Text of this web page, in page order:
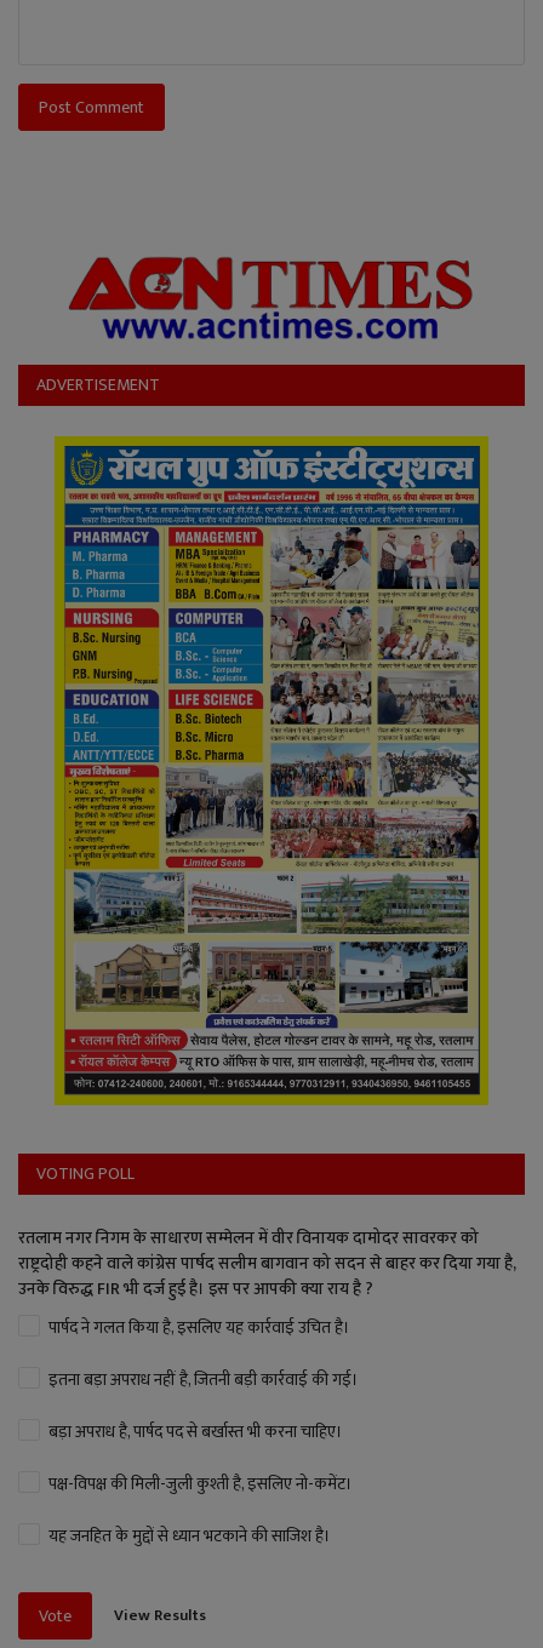
Post Comment
ADVERTISEMENT
VOTING POLL
रतलाम नगर निगम के साधारण सम्मेलन में वीर विनायक दामोदर सावरकर को
राष्ट्रदोही कहने वाले कांग्रेस पार्षद सलीम बागवान को सदन से बाहर कर दिया गया है,
उनके विरुद्ध FIR भी दर्ज हुई है। इस पर आपकी क्या राय है ?
पार्षद ने गलत किया है, इसलिए यह कार्रवाई उचित है।
इतना बड़ा अपराध नहीं है, जितनी बड़ी कार्रवाई की गई।
बड़ा अपराध है, पार्षद पद से बर्खास्त भी करना चाहिए।
पक्ष-विपक्ष की मिली-जुली कुश्ती है, इसलिए नो-कमेंट।
यह जनहित के मुद्दों से ध्यान भटकाने की साजिश है।
Vote View Results